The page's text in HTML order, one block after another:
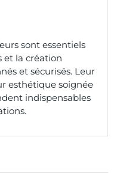
sont essentiels
et la création
et sécurisés. Leur
esthétique soignée
indispensables